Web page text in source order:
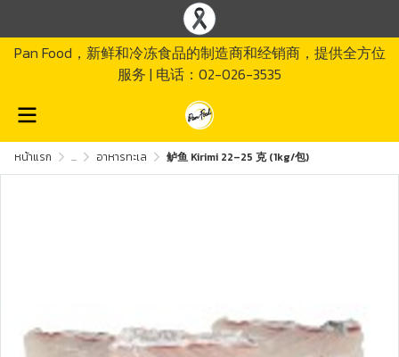
Pan Food，新鲜和冷冻食品的制造商和经销商，提供全方位
服务 | 电话：02-026-3535
หน้าแรก ... อาหารทะเล 鲈鱼 Kirimi 22–25 克 (1kg/包)